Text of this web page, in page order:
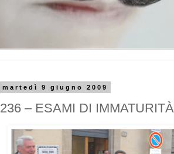
martedì 9 giugno 2009
236 – ESAMI DI IMMATURITÀ